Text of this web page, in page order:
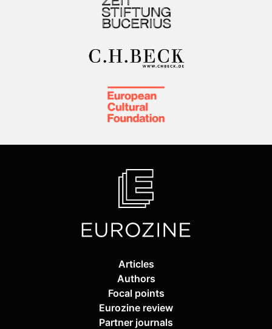
Articles
Authors
Focal points
Eurozine review
Partner journals